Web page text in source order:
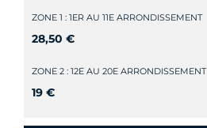
ZONE 1 : 1ER AU 11E ARRONDISSEMENT
28,50 €
ZONE 2 : 12E AU 20E ARRONDISSEMENT
19 €